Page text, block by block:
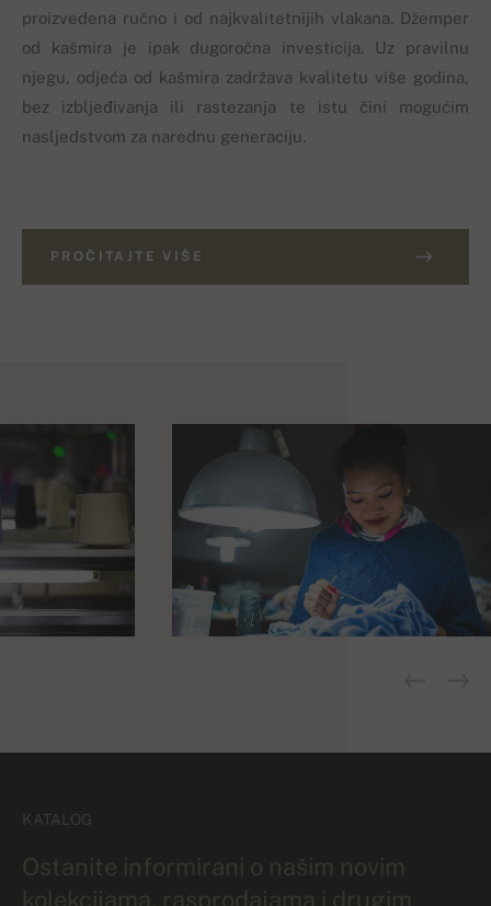
proizvedena ručno i od najkvalitetnijih vlakana. Džemper
od kašmira je ipak dugoročna investicija. Uz pravilnu
njegu, odjeća od kašmira zadržava kvalitetu više godina,
bez izbljeđivanja ili rastezanja te istu čini mogućim
nasljedstvom za narednu generaciju.
PROČITAJTE VIŠE
KATALOG
Ostanite informirani o našim novim
kolekcijama, rasprodajama i drugim